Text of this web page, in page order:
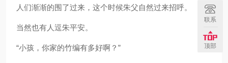
人们渐渐的围了过来，这个时候朱父自然过来招呼。
当然也有人逗朱平安。
“小孩，你家的竹编有多好啊？”
联系
顶部